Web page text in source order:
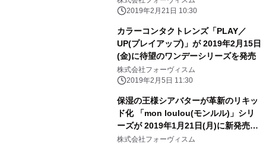
スーパーフードの最強コンビ誕生！
ス』2月21日(木)新発売
2019年2月21日 10:30
カラーコンタクトレンズ「PLAY／
UP(プレイアップ)」が 2019年2月15日
(金)に待望のワンデーシリーズを発売
株式会社フォーヴィスム
2019年2月5日 11:30
保湿の王様シアバターが革新のリキッ
ド化 「mon loulou(モンルル)」シリ
ーズが 2019年1月21日(月)に新発売。
～お子様と一緒に使えるやさしい処方
株式会社フォーヴィスム